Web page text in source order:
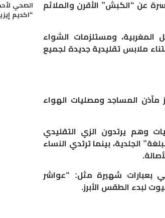
عن “الكبش” الأقرن والملائم
المغربية، ومستلزمات الشواء
ملابس تقليدية جديدة لجميع
مآذن المساجد ومصليات الهواء
وهم يرتدون الزي التقليدي
الجلدية، بينما ترتدي النساء
بعبارات شهيرة مثل: “عواشر
لبدء الطقس الأبرز.
الصحي
“اكديم